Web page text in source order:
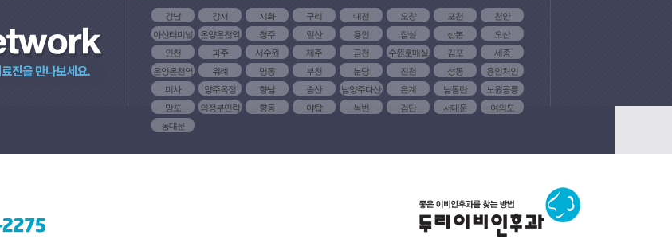
진을 만나보세요.
강남 강서 시화 구리 대전 오창 포천
천안
아산터미널
온양온천역 청주 일산 용인 잠실 산본
오산
인천
파주 서수원 제주 금천 수원호매실 김포
세종
온양온천역
위례 명동 부천 분당 진천 성동
용인처인
미사
양주옥정 향남 송산 남양주다산 은계 남동탄
노원공릉
망포
의정부민락 향동 야탑 녹번 검단 서대문
여의도
동대문